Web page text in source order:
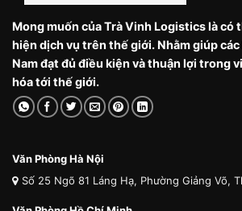
Mong muốn của Trà Vinh Logistics là có
hiện dịch vụ trên thế giới. Nhằm giúp
Nam đạt đủ điều kiện và thuận lợi trong
hóa tới thế giới.
Văn Phòng Hà Nội
Số 25 Ngõ 81 Láng Hạ, Phường Giảng Võ,